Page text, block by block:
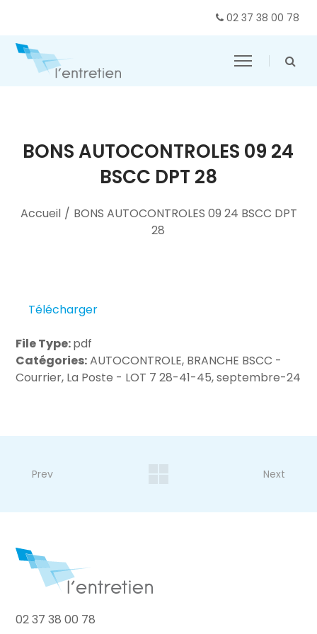
02 37 38 00 78
BONS AUTOCONTROLES 09 24
BSCC DPT 28
Accueil / BONS AUTOCONTROLES 09 24 BSCC DPT
28
Télécharger
File Type:pdf
Catégories:AUTOCONTROLE, BRANCHE BSCC -
Courrier, La Poste - LOT 7 28-41-45, septembre-24
Prev Next
02 37 38 00 78